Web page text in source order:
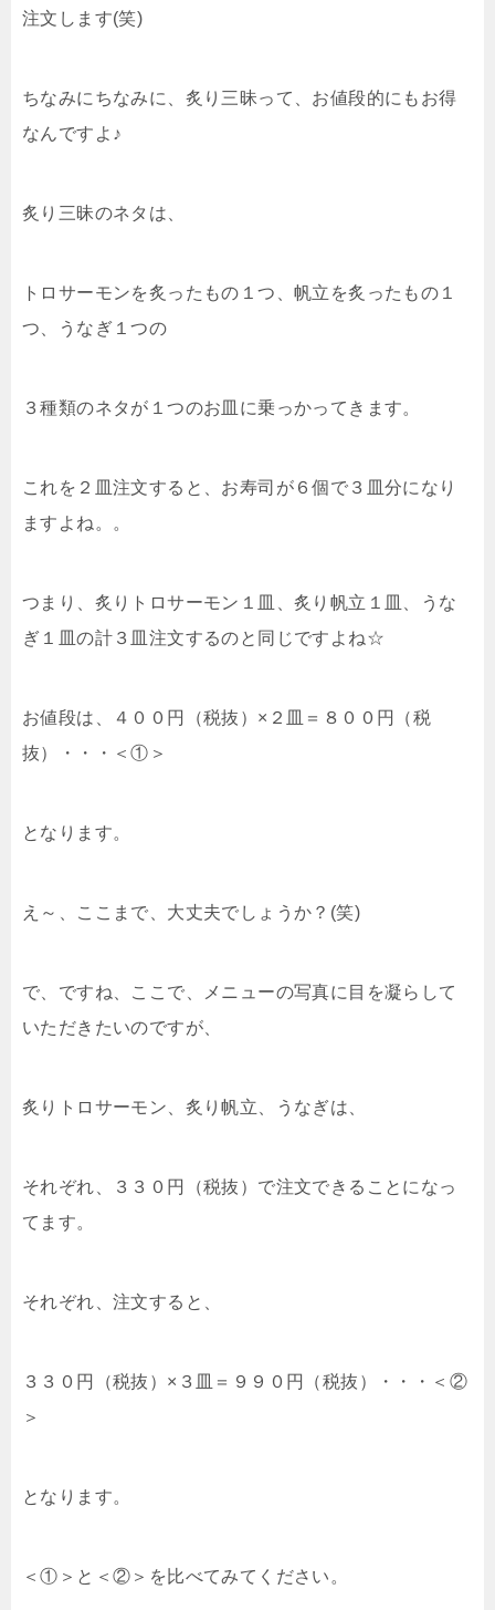
注文します(笑)
ちなみにちなみに、炙り三昧って、お値段的にもお得
なんですよ♪
炙り三昧のネタは、
トロサーモンを炙ったもの１つ、帆立を炙ったもの１
つ、うなぎ１つの
３種類のネタが１つのお皿に乗っかってきます。
これを２皿注文すると、お寿司が６個で３皿分になり
ますよね。。
つまり、炙りトロサーモン１皿、炙り帆立１皿、うな
ぎ１皿の計３皿注文するのと同じですよね☆
お値段は、４００円（税抜）×２皿＝８００円（税
抜）・・・＜①＞
となります。
え～、ここまで、大丈夫でしょうか？(笑)
で、ですね、ここで、メニューの写真に目を凝らして
いただきたいのですが、
炙りトロサーモン、炙り帆立、うなぎは、
それぞれ、３３０円（税抜）で注文できることになっ
てます。
それぞれ、注文すると、
３３０円（税抜）×３皿＝９９０円（税抜）・・・＜②
＞
となります。
＜①＞と＜②＞を比べてみてください。